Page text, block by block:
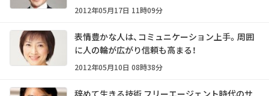
2012年05月17日 11時09分
表情豊かな人は、コミュニケーション上手。周囲
に人の輪が広がり信頼も高まる！
2012年05月10日 08時38分